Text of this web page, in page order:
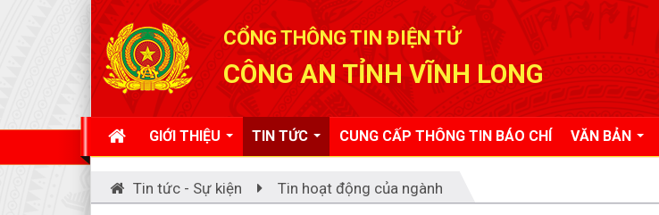
CỔNG THÔNG TIN ĐIỆN TỬ
CÔNG AN TỈNH VĨNH LONG
GIỚI THIỆU TIN TỨC CUNG CẤP THÔNG TIN BÁO CHÍ VĂN BẢN
Tin tức - Sự kiện Tin hoạt động của ngành